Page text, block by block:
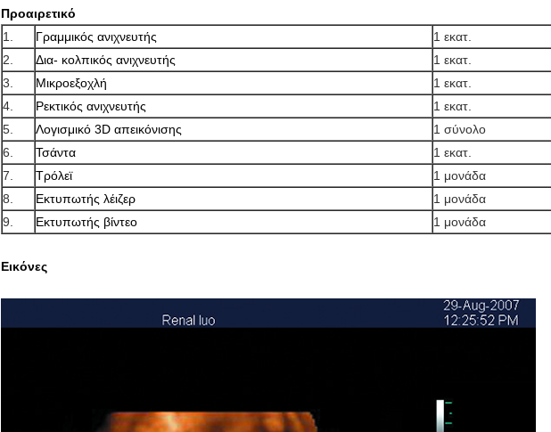
Προαιρετικό
1.
Γραμμικός ανιχνευτής
1 εκατ.
2.
Δια- κολπικός ανιχνευτής
1 εκατ.
3.
Μικροεξοχλή
1 εκατ.
4.
Ρεκτικός ανιχνευτής
1 εκατ.
5.
Λογισμικό 3D απεικόνισης
1 σύνολο
6.
Τσάντα
1 εκατ.
7.
Τρόλεϊ
1 μονάδα
8.
Εκτυπωτής λέιζερ
1 μονάδα
9.
Εκτυπωτής βίντεο 1 μονάδα
Εικόνες